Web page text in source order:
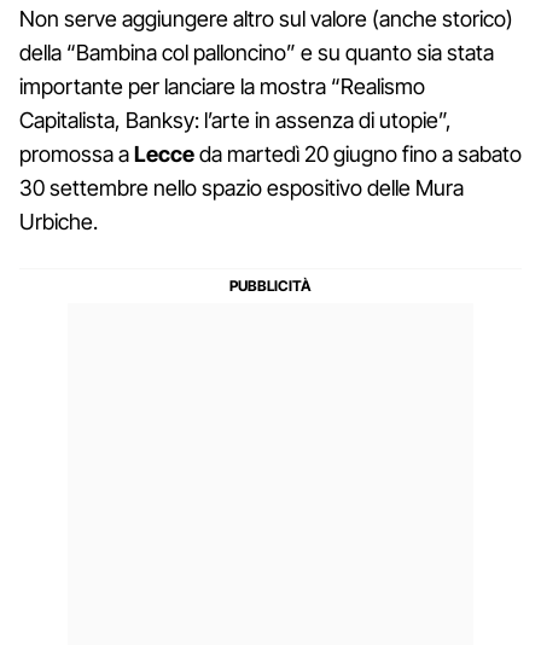
Non serve aggiungere altro sul valore (anche storico)
della “Bambina col palloncino” e su quanto sia stata
importante per lanciare la mostra “Realismo
Capitalista, Banksy: l’arte in assenza di utopie”,
promossa aLecceda martedì 20 giugno fino a sabato
30 settembre nello spazio espositivo delle Mura
Urbiche.